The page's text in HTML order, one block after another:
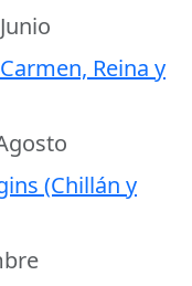
Reina y
(Chillán y